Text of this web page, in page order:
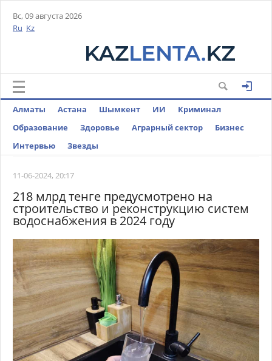
Вс, 09 августа 2026
Ru Kz
Алматы Астана Шымкент ИИ
Криминал
Образование
Здоровье Аграрный сектор
Бизнес
Интервью
Звезды
11-06-2024, 20:17
218 млрд тенге предусмотрено на
строительство и реконструкцию систем
водоснабжения в 2024 году